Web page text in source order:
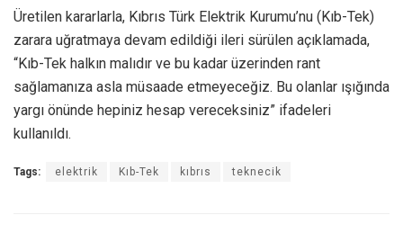
Üretilen kararlarla, Kıbrıs Türk Elektrik Kurumu’nu (Kıb-Tek)
zarara uğratmaya devam edildiği ileri sürülen açıklamada,
“Kıb-Tek halkın malıdır ve bu kadar üzerinden rant
sağlamanıza asla müsaade etmeyeceğiz. Bu olanlar ışığında
yargı önünde hepiniz hesap vereceksiniz” ifadeleri
kullanıldı.
Tags: elektrik Kıb-Tek kıbrıs teknecik